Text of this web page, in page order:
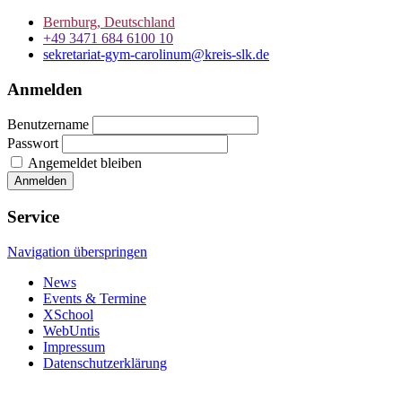
Bernburg, Deutschland
+49 3471 684 6100 10
sekretariat-gym-carolinum@kreis-slk.de
Anmelden
Benutzername
Passwort
Angemeldet bleiben
Service
Navigation überspringen
News
Events & Termine
XSchool
WebUntis
Impressum
Datenschutzerklärung